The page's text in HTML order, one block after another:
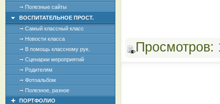
Полезные сайты
ВОСПИТАТЕЛЬНОЕ ПРОСТ.
Самый классный класс
Новости класса
В помощь классному рук.
Сценарии мероприятий
Родителям
Фотоальбом
Полезное, разное
ПОРТФОЛИО